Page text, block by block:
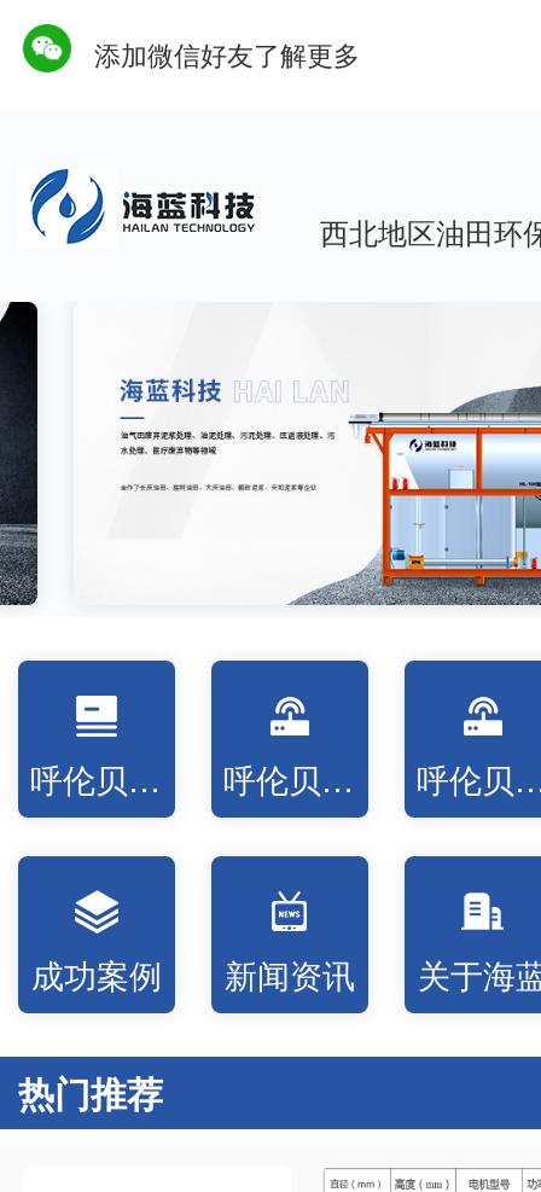
添加微信好友了解更多
西北地区油田环
呼伦贝尔固液分离设备 呼伦贝尔低温蒸发设备 呼伦贝尔
成功案例 新闻资讯 关于海
热门推荐